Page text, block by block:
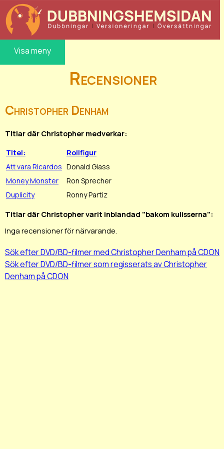
Visa meny
Recensioner
Christopher Denham
Titlar där Christopher medverkar:
Titel:
Rollfigur
Att vara Ricardos Donald Glass
Money Monster
Ron Sprecher
Duplicity
Ronny Partiz
Titlar där Christopher varit inblandad "bakom kulisserna":
Inga recensioner för närvarande.
Sök efter DVD/BD-filmer med Christopher Denham på CDON
Sök efter DVD/BD-filmer som regisserats av Christopher
Denham på CDON